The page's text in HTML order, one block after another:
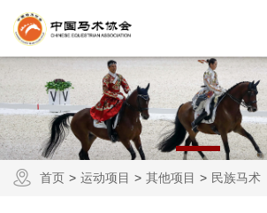
首页 运动项目 其他项目 民族马术